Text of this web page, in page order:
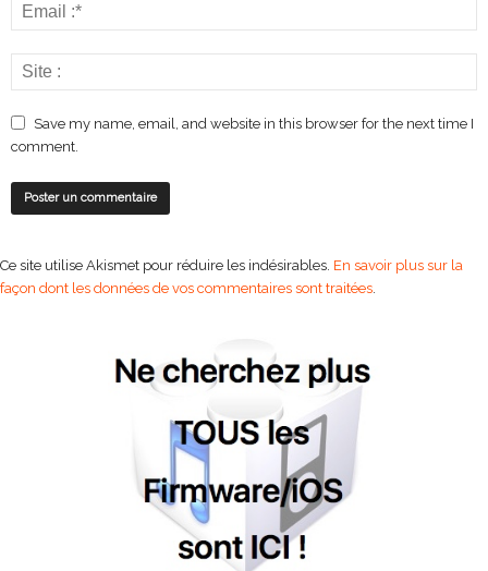
Save my name, email, and website in this browser for the next time I
comment.
Ce site utilise Akismet pour réduire les indésirables. En savoir plus sur la
façon dont les données de vos commentaires sont traitées